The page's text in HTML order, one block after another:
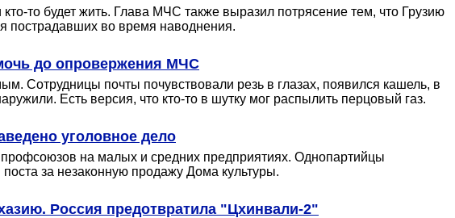
то будет жить. Глава МЧС также выразил потрясение тем, что Грузию
пострадавших во время наводнения.
до опровержения МЧС
Сотрудницы почты почувствовали резь в глазах, появился кашель, в
Есть версия, что кто-то в шутку мог распылить перцовый газ.
уголовное дело
на малых и средних предприятиях. Однопартийцы
за незаконную продажу Дома культуры.
Россия предотвратила "Цхинвали-2"